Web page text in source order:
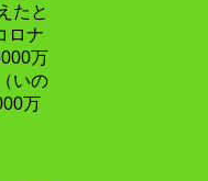
たと
ロナ
万
いの
万